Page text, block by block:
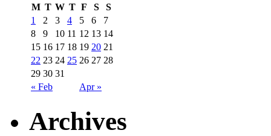
M T W T F S S
« Feb Apr »
1 2 3 4 5 6
7
8
9 10 11 12 13 14
15 16 17 18 19 20 21
22 23 24 25 26 27 28
29 30 31
Archives